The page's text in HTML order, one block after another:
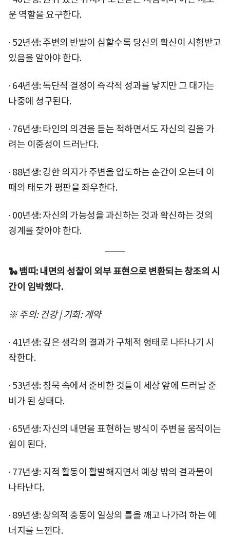
운 역할을 요구한다.
∙ 52년생: 주변의 반발이 심할수록 당신의 확신이 시험받고
있음을 알아야 한다.
∙ 64년생: 독단적 결정이 즉각적 성과를 낳지만 그 대가는
나중에 청구된다.
∙ 76년생: 타인의 의견을 듣는 척하면서도 자신의 길을 가
려는 이중성이 드러난다.
∙ 88년생: 강한 의지가 주변을 압도하는 순간이 오는데 이
때의 태도가 평판을 좌우한다.
∙ 00년생: 자신의 가능성을 과신하는 것과 확신하는 것의
경계를 찾아야 한다.
🐍 뱀띠: 내면의 성찰이 외부 표현으로 변환되는 창조의 시
간이 임박했다.
※ 주의: 건강 | 기회: 계약
∙ 41년생: 깊은 생각의 결과가 구체적 형태로 나타나기 시
작한다.
∙ 53년생: 침묵 속에서 준비한 것들이 세상 앞에 드러날 준
비가 된 상태다.
∙ 65년생: 자신의 내면을 표현하는 방식이 주변을 움직이는
힘이 된다.
∙ 77년생: 지적 활동이 활발해지면서 예상 밖의 결과물이
나타난다.
∙ 89년생: 창의적 충동이 일상의 틀을 깨고 나가려 하는 에
너지를 느낀다.